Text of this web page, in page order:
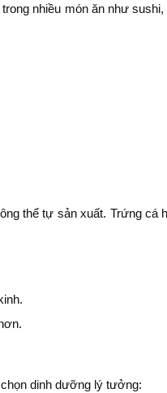
nhiều món ăn như
thể tự sản xuất. Trứng cá
dinh dưỡng lý tưởng: